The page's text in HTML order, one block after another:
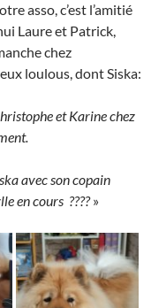
asso, c’est l’amitié
Laure et Patrick,
chez
loulous, dont Siska:
et Karine chez
avec son copain
en cours ????»